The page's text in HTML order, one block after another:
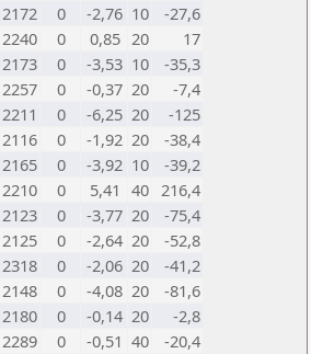
2172 0 -2,76 10
-27,6
2240 0 0,85 20
17
2173 0 -3,53 10
-35,3
2257 0 -0,37 20
-7,4
2211 0 -6,25 20
-125
2116 0 -1,92 20
-38,4
2165 0 -3,92 10
-39,2
2210 0 5,41 40 216,4
2123 0 -3,77 20
-75,4
2125 0 -2,64 20
-52,8
2318 0 -2,06 20
-41,2
2148 0 -4,08 20
-81,6
2180 0 -0,14 20
-2,8
2289 0 -0,51 40
-20,4